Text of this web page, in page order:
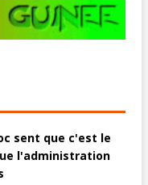
sent que c'est le
l'administration